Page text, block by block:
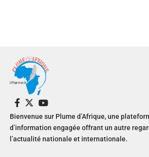
Bienvenue sur Plume d’Afrique, une
d’information engagée offrant un autre
l’actualité nationale et internationale.